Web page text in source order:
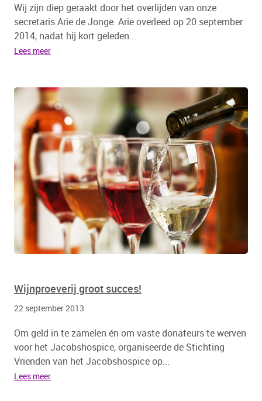
Wij zijn diep geraakt door het overlijden van onze
secretaris Arie de Jonge. Arie overleed op 20 september
2014, nadat hij kort geleden...
Lees meer
Wijnproeverij groot succes!
22 september 2013
Om geld in te zamelen én om vaste donateurs te werven
voor het Jacobshospice, organiseerde de Stichting
Vrienden van het Jacobshospice op...
Lees meer